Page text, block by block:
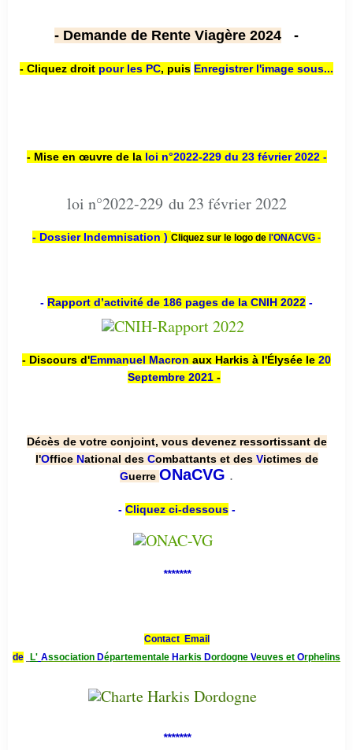
- Demande de Rente Viagère 2024 -
- Cliquez droit pour les PC, puis Enregistrer l'image sous...
- Mise en œuvre de la loi n°2022-229 du 23 février 2022 -
loi n°2022-229 du 23 février 2022
- Dossier Indemnisation ) Cliquez sur le logo de l'ONACVG -
- Rapport d’activité de 186 pages de la CNIH 2022 -
- Discours d'Emmanuel Macron aux Harkis à l'Élysée le 20
Septembre 2021 -
Décès de votre conjoint, vous devenez ressortissant de
l'Office National des Combattants et des Victimes de
Guerre ONaCVG .
- Cliquez ci-dessous-
*******
Contact Email
de
L' Association Départementale Harkis Dordogne Veuves et Orphelins
*******